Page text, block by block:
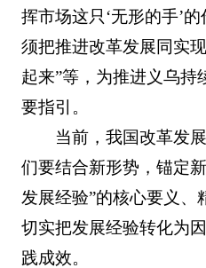
挥市场这只‘无形的手’
须把推进改革发展同实
起来”等，为推进义乌持
要指引。
当前，我国改革发
们要结合新形势，锚定
发展经验”的核心要义、
切实把发展经验转化为
践成效。